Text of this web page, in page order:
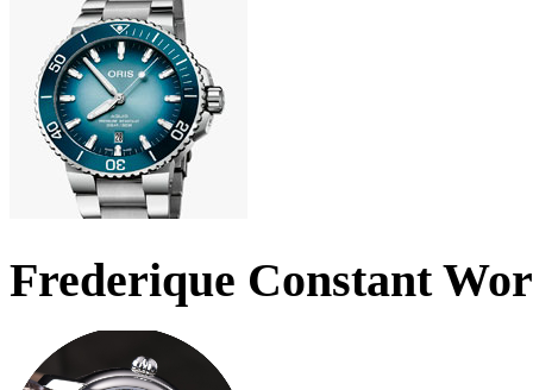
Frederique Constant